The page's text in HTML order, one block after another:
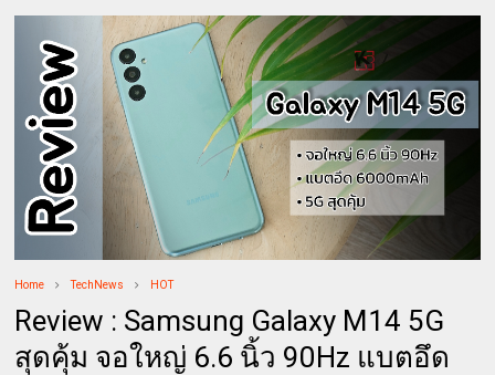
Home TechNews HOT
Review : Samsung Galaxy M14 5G
สุดคุ้ม จอใหญ่ 6.6 นิ้ว 90Hz แบตอึด